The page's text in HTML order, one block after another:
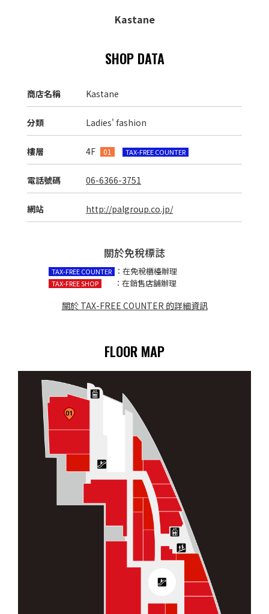
Kastane
SHOP DATA
商店名稱 Kastane
分類 Ladies' fashion
樓層 4F 01 TAX-FREE COUNTER
電話號碼 06-6366-3751
網站 http://palgroup.co.jp/
關於免稅標誌
TAX-FREE COUNTER ：在免稅櫃檯辦理
TAX-FREE SHOP ：在銷售店舖辦理
關於 TAX-FREE COUNTER 的詳細資訊
FLOOR MAP